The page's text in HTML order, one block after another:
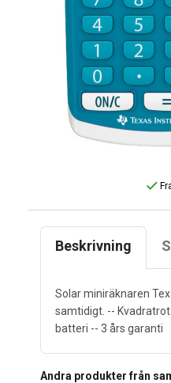
Beskrivning
Solar miniräknaren
samtidigt. --
batteri -- 3 års garanti
Andra produkter från